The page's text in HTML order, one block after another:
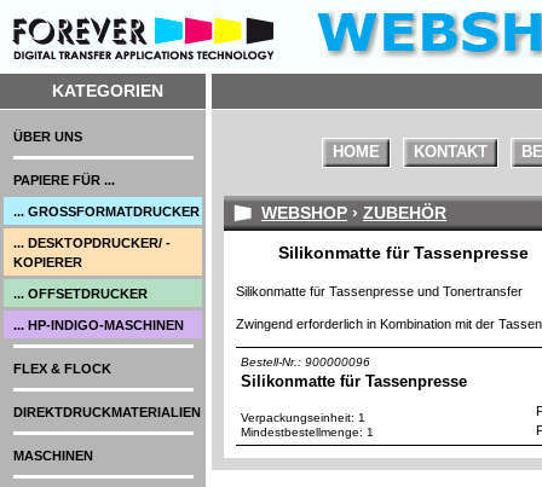
KATEGORIEN
HOME KONTAKT
WEBSHOP › ZUBEHÖR
Silikonmatte für Tassenpresse
Silikonmatte für Tassenpresse und Tonertransfer
Zwingend erforderlich in Kombination mit der
Bestell-Nr.: 900000096
Silikonmatte für Tassenpresse
Verpackungseinheit: 1
Mindestbestellmenge: 1
ÜBER UNS
PAPIERE FÜR ...
... GROSSFORMATDRUCKER
... DESKTOPDRUCKER/ -
KOPIERER
... OFFSETDRUCKER
... HP-INDIGO-MASCHINEN
FLEX & FLOCK
DIREKTDRUCKMATERIALIEN
MASCHINEN